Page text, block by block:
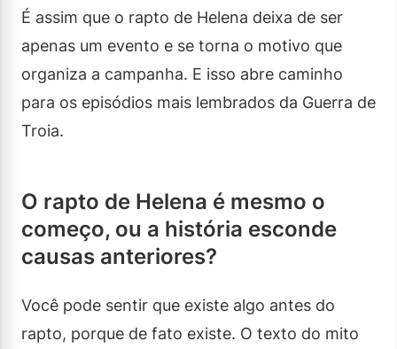
É assim que o rapto de Helena deixa de ser
apenas um evento e se torna o motivo que
organiza a campanha. E isso abre caminho
para os episódios mais lembrados da Guerra de
Troia.
O rapto de Helena é mesmo o
começo, ou a história esconde
causas anteriores?
Você pode sentir que existe algo antes do
rapto, porque de fato existe. O texto do mito